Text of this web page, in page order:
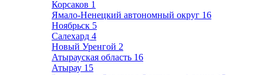
Корсаков 1
Ямало-Ненецкий автономный округ 16
Ноябрьск 5
Салехард 4
Новый Уренгой 2
Атырауская область 16
Атырау 15